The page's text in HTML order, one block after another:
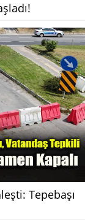
Tepebaşı